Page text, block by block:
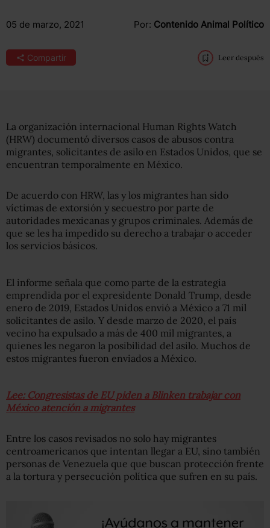
05 de marzo, 2021 Por: Contenido Animal Político
Compartir Leer después
La organización internacional Human Rights Watch
(HRW) documentó diversos casos de abusos contra
migrantes, solicitantes de asilo en Estados Unidos, que se
encuentran temporalmente en México.
De acuerdo con HRW, las y los migrantes han sido
víctimas de extorsión y secuestro por parte de
autoridades mexicanas y grupos criminales. Además de
que se les ha impedido su derecho a trabajar o acceder
los servicios básicos.
El informe señala que como parte de la estrategia
emprendida por el expresidente Donald Trump, desde
enero de 2019, Estados Unidos envió a México a 71 mil
solicitantes de asilo. Y desde marzo de 2020, el país
vecino ha expulsado a más de 400 mil migrantes, a
quienes les negaron la posibilidad del asilo. Muchos de
estos migrantes fueron enviados a México.
Lee: Congresistas de EU piden a Blinken trabajar con
México atención a migrantes
Entre los casos revisados no solo hay migrantes
centroamericanos que intentan llegar a EU, sino también
personas de Venezuela que que buscan protección frente
a la tortura y persecución política que sufren en su país.